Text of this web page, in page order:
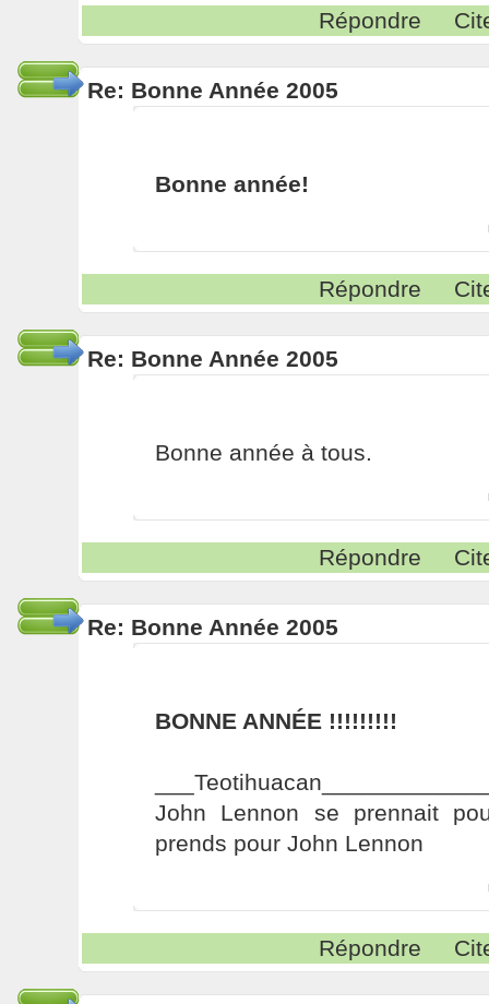
Répondre
Re: Bonne Année 2005
Bonne année!
Répondre
Re: Bonne Année 2005
Bonne année à tous.
Répondre
Re: Bonne Année 2005
BONNE ANNÉE !!!!!!!!!
John Lennon se prennait
prends pour John Lennon
Répondre